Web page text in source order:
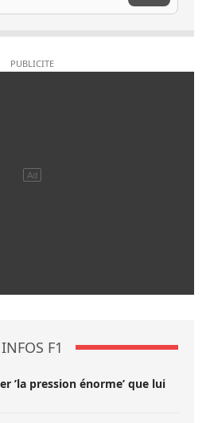
INFOS F1
’la pression énorme’ que lui